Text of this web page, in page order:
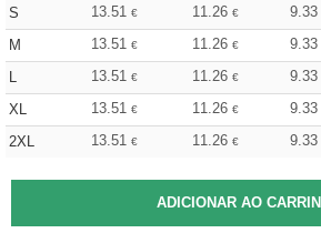
S 13.51 € 11.26 € 9.33
M
13.51 € 11.26 € 9.33
L
13.51 € 11.26 € 9.33
XL
13.51 € 11.26 € 9.33
2XL
13.51 € 11.26 € 9.33